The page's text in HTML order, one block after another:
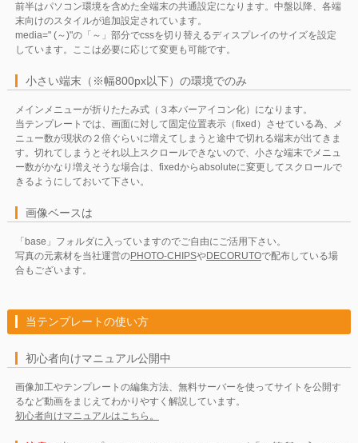
前半はパソコン環境を含めた全端末の共通設定になります。中盤以降、各端
末向けのスタイルが追加設定されています。
media=" (～)"の「～」部分でcssを切り替えるディスプレイのサイズを設定
しています。ここは必要に応じて変更も可能です。
小さい端末（※幅800px以下）の環境でのみ
メインメニューが折りたたみ式（３本バーアイコン化）になります。
当テンプレートでは、画面に対して固定位置表示（fixed）させている為、メ
ニュー数が現状の２倍ぐらいに増えてしまうと途中で切れる端末が出てきま
す。切れてしまうとそれ以上スクロールできないので、小さな端末でメニュ
ー数がかなり増えそうな場合は、fixedからabsoluteに変更してスクロールで
きるようにしておいて下さい。
画像ベースは
「base」フォルダに入っていますのでご自由にご活用下さい。
写真の元素材を当社運営のPHOTO-CHIPSやDECORUTOで配布している場
合もございます。
当テンプレートの使い方
初心者向けマニュアル公開中
画像加工やテンプレートの編集方法、無料サーバーを使ってサイトを公開す
るなど動画をまじえてわかりやすく解説しています。
初心者向けマニュアルはこちら。